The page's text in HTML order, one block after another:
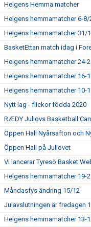
Helgens Hemma matcher
Helgens hemmamatcher 6-8/
Helgens hemmamatcher 31/
BasketEttan match idag i
Helgens hemmamatcher 24-
Helgens hemmamatcher 16-
Helgens hemmamatcher 10-
Nytt lag - flickor födda 2020
RÆDY Jullovs Basketball
Öppen Hall Nyårsafton och
Öppen Hall på Jullovet
Vi lancerar Tyresö Basket
Helgens hemmamatcher 19-
Måndasfys ändring 15/12
Julavslutningen är fredagen
Helgens hemmamatcher 13-